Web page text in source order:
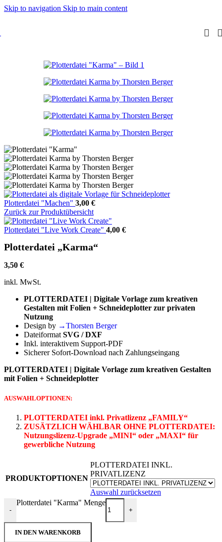
Skip to navigation Skip to main content
Plotterdatei "Machen" 3,00 €
Zurück zur Produktübersicht
Plotterdatei "Live Work Create" 4,00 €
Plotterdatei „Karma“
3,50 €
inkl. MwSt.
PLOTTERDATEI | Digitale Vorlage zum kreativen
Gestalten mit Folien + Schneideplotter zur privaten
Nutzung
Design by →Thorsten Berger
Dateiformat SVG / DXF
Inkl. interaktivem Support-PDF
Sicherer Sofort-Download nach Zahlungseingang
PLOTTERDATEI | Digitale Vorlage zum kreativen Gestalten
mit Folien + Schneideplotter
AUSWAHLOPTIONEN:
PLOTTERDATEI inkl. Privatlizenz „FAMILY“
ZUSÄTZLICH WÄHLBAR OHNE PLOTTERDATEI:
Nutzungslizenz-Upgrade „MINI“ oder „MAXI“ für
gewerbliche Nutzung
PRODUKTOPTIONEN
PLOTTERDATEI INKL.
PRIVATLIZENZ
Auswahl zurücksetzen
-
Plotterdatei "Karma" Menge
+
IN DEN WARENKORB